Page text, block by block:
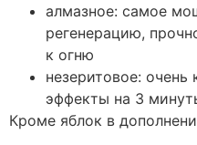
алмазное: самое
регенерацию,
к огню
незеритовое: очень
эффекты на 3
Кроме яблок в